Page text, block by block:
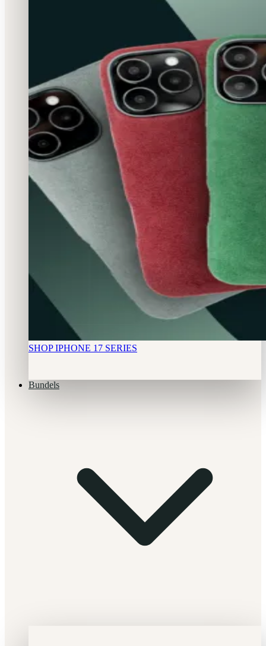
SHOP IPHONE 17 SERIES
Bundels